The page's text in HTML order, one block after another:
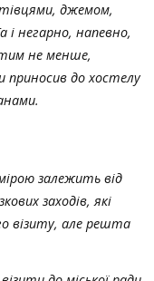
джемом,
негарно, напевно,
не менше,
приносив до хостелу
залежить від
заходів, які
візиту, але решта